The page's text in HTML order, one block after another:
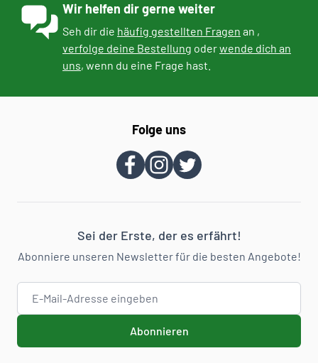
Wir helfen dir gerne weiter
Seh dir die häufig gestellten Fragen an ,
verfolge deine Bestellung oderwende dich an
uns, wenn du eine Frage hast.
Folge uns
Sei der Erste, der es erfährt!
Abonniere unseren Newsletter für die besten Angebote!
E-Mail-Adresse
Abonnieren